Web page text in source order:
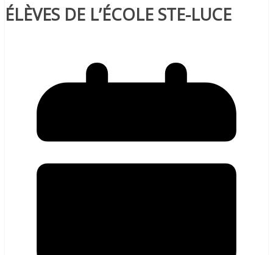
ÉLÈVES DE L’ÉCOLE STE-LUCE